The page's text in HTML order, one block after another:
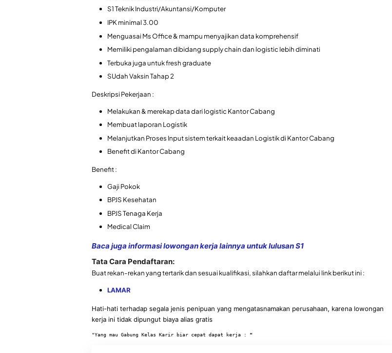
S1 Teknik Industri/Akuntansi/Komputer
IPK minimal 3.00
Menguasai Ms Office & mampu menyajikan data komprehensif
Memiliki pengalaman dibidang supply chain dan logistic lebih diminati
Terbuka juga untuk fresh graduate
SUdah Vaksin Tahap 2
Deskripsi Pekerjaan :
Melakukan & merekap data dari logistic Kantor Cabang
Membuat laporan Logistik
Melanjutkan Proses Input sistem terkait keaadan Logistik di Kantor Cabang
Benefit di Kantor Cabang
Benefit :
Gaji Pokok
BPJS Kesehatan
BPJS Tenaga Kerja
Medical Claim
Baca juga informasi lowongan kerja lainnya untuk lulusan S1
Tata Cara Pendaftaran:
Buat rekan-rekan yang tertarik dan sesuai kualifikasi, silahkan daftar melalui link berikut ini :
LAMAR
Hati-hati terhadap segala jenis penipuan yang mengatasnamakan perusahaan, karena lowongan
kerja ini tidak dipungut biaya alias gratis
"Yang mau Gabung Kelas Karir biar cepat dapat kerja : "